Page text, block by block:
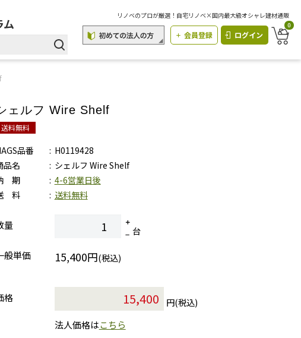
ム
リノベのプロが厳選！自宅リノベ×国内最大級オシャレ建材通販
会員登録 ログイン
0
ェルフ Wire Shelf
送料無料
品番
H0119428
品名
シェルフ Wire Shelf
期
4-6営業日後
料
送料無料
量
台
般単価
15,400円(税込)
格
円(税込)
法人価格はこちら